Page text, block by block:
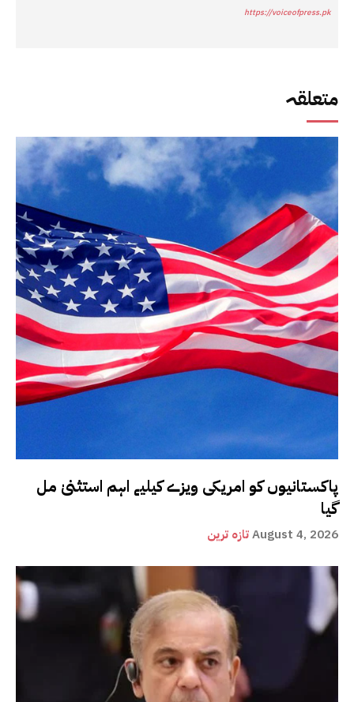
متعلقہ
پاکستانیوں کو امریکی ویزے کیلیے اہم استثنیٰ مل
گیا
تازہ ترینAugust 4, 2026
https://voiceofpress.pk